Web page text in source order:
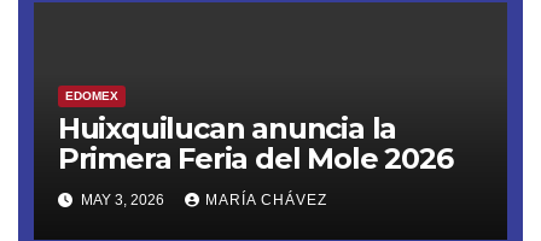
EDOMEX
Huixquilucan anuncia la
Primera Feria del Mole 2026
MAY 3, 2026 MARÍA CHÁVEZ